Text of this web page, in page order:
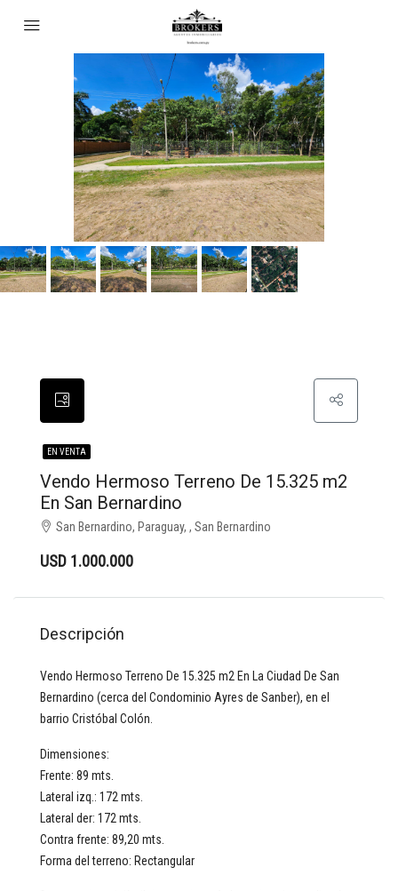
EN VENTA
Vendo Hermoso Terreno De 15.325 m2
En San Bernardino
San Bernardino, Paraguay, , San Bernardino
USD 1.000.000
Descripción
Vendo Hermoso Terreno De 15.325 m2 En La Ciudad De San
Bernardino (cerca del Condominio Ayres de Sanber), en el
barrio Cristóbal Colón.
Dimensiones:
Frente: 89 mts.
Lateral izq.: 172 mts.
Lateral der: 172 mts.
Contra frente: 89,20 mts.
Forma del terreno: Rectangular